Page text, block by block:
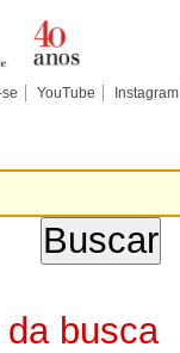
YouTube Instagram
busca